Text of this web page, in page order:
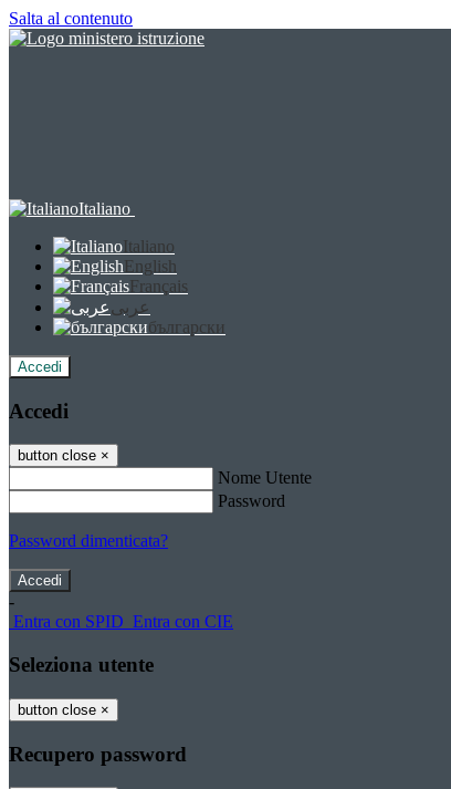
Salta al contenuto
Italiano
Italiano
English
Français
عربى
български
Accedi
Accedi
button close ×
Nome Utente
Password
Password dimenticata?
-
Entra con SPID Entra con CIE
Seleziona utente
button close ×
Recupero password